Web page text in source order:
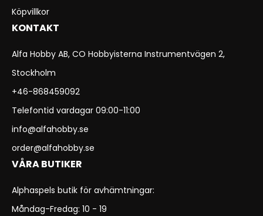
Köpvillkor
KONTAKT
Alfa Hobby AB, CO Hobbyisterna Instrumentvägen 2,
Stockholm
+46-868459092
Telefontid vardagar 09:00-11:00
info@alfahobby.se
order@alfahobby.se
VÅRA BUTIKER
Alphaspels butik för avhämtningar:
Måndag-Fredag: 10 - 19